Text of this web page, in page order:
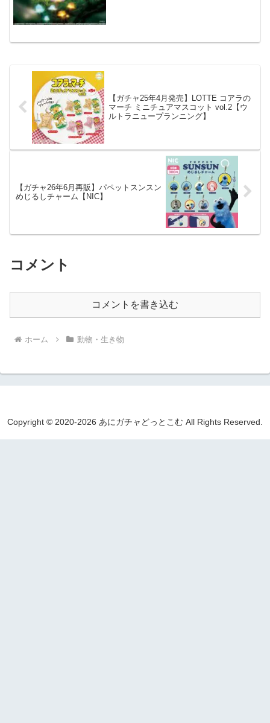
【ガチャ25年4月発売】LOTTE コアラの
マーチ ミニチュアマスコット vol.2【ウ
ルトラニュープランニング】
【ガチャ26年6月再販】パペットスンスン
めじるしチャーム【NIC】
コメント
コメントを書き込む
ホーム 動物・生き物
Copyright © 2020-2026 あにガチャどっとこむ All Rights Reserved.